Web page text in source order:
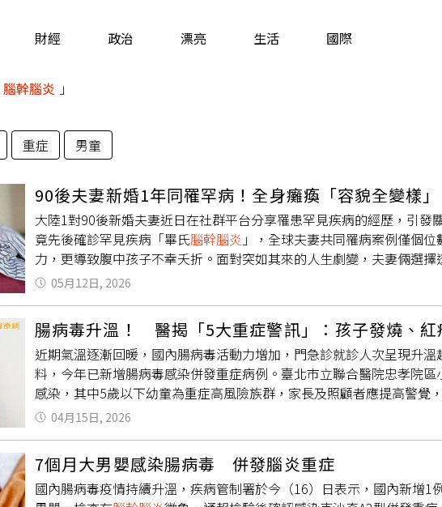
運勢
財經 政治 漂亮 生活 國際
腦幹腦炎 」
重症 男童
90後夫妻新婚1年同罹罕病！全身癱瘓「容貌全變樣
大陸1對90後新婚夫妻近日在社群平台分享罹患罕見疾病的經歷，引發
竟先後確診罕見疾病「畢氏腦幹腦炎 」，全球夫妻共同罹病案例僅個
力，更導致腹中孩子不幸夭折。面對突如其來的人生劇變，夫妻倆選
《紫牛新聞》報導，李先生表示，他與妻子都熱愛唱歌，2人因唱KTV
服，原本生活平凡幸福。2024年間，雙方登記結婚，不久後迎來新生
接連重擊。2025年3月，李先生突然出現發燒、全身無力與劇烈疼痛等
木等問題，病情迅速惡化。他回憶，自己後來幾乎完全癱瘓，不僅無法
重從原本約90公斤暴瘦至不到50公斤。更令人難以接受的是，李男初
情反而持續惡化。直到轉往天津醫科大學總醫院，才被確診罹患罕見的
或許病況不會惡化至癱瘓程度，但目前並未打算與醫院追究責任。大
疾病的經歷，引發關注。（圖／翻攝自微博）誰知僅隔2個月，懷孕6
住腹中的孩子，最終孩子仍不幸夭折，成為2人至今最深的傷痛。疾
先生透露，目前夫妻倆每月復健與藥物支出高達1.5萬元人民幣，加上
庭負擔相當沉重。為了支付醫療與生活費用，夫妻倆開始經營社群帳號
帶貨賺取收入。李先生坦言，起初面對鏡頭相當不自在，但後來逐漸
05月12日, 2026
腸病毒升溫！ 醫揭「5大重症警訊」：孩子發燒、紅
近期氣溫逐漸回暖，國內腸病毒活動力增加，門急診就診人次呈現升
料，今年已新增腸病毒感染併發重症病例。臺北市立聯合醫院忠孝院
感染，其中5歲以下幼童為重症高風險族群，家長及照顧者應提高警覺
力強 常見症狀輕微但重症發展快速陳品君醫師表示，腸病毒主要透
播。幼童在托嬰中心、幼兒園或家庭環境中容易發生群聚感染。感染
腳出現紅疹或水泡等，大多數症狀輕微，約7至10天可康復。但少數患
病程進展快速，需特別注意。發病後3-5天是重症關鍵期 出現5大警訊
染症狀輕微，但少數可能併發腦炎、腦幹腦炎或心肺衰竭，若未及時
04月15日, 2026
7個月大男嬰感染腸病毒 併發腦炎重症
國內腸病毒疫情持續升溫，疾病管制署於今（16）日表示，國內新增